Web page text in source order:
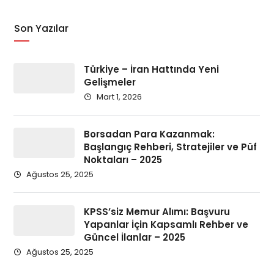
Son Yazılar
Türkiye – İran Hattında Yeni
Gelişmeler
Mart 1, 2026
Borsadan Para Kazanmak:
Başlangıç Rehberi, Stratejiler ve Püf
Noktaları – 2025
Ağustos 25, 2025
KPSS’siz Memur Alımı: Başvuru
Yapanlar İçin Kapsamlı Rehber ve
Güncel İlanlar – 2025
Ağustos 25, 2025